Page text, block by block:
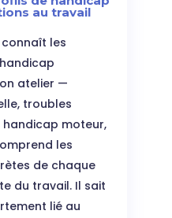
au travail
les
atelier —
troubles
handicap moteur,
les
de chaque
du travail. Il sait
lié au